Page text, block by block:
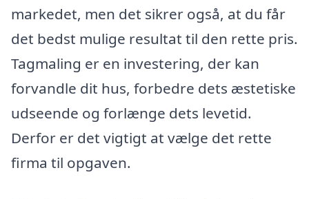
markedet, men det sikrer også, at du får
det bedst mulige resultat til den rette pris.
Tagmaling er en investering, der kan
forvandle dit hus, forbedre dets æstetiske
udseende og forlænge dets levetid.
Derfor er det vigtigt at vælge det rette
firma til opgaven.